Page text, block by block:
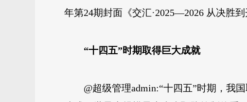
年第24期封面《交汇·2025—2026 从决胜
“十四五”时期取得巨大成就
@超级管理admin:“十四五”时期，我